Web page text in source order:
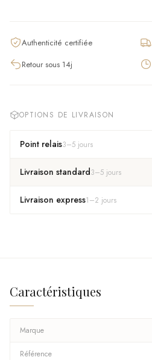
Authenticité certifiée
Retour sous 14j
OPTIONS DE LIVRAISON
Point relais3–5 jours
Livraison standard3–5 jours
Livraison express1–2 jours
Caractéristiques
Marque
Référence